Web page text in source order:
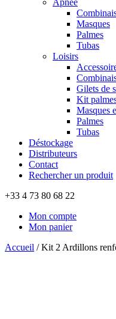
Masques
Palmes
Tubas
Loisirs
Gilets de
Kit
Masques
Palmes
Tubas
Déstockage
Distributeurs
Contact
Rechercher un produit
+33 4 73 80 68 22
Mon compte
Mon panier
Accueil /Kit 2 Ardillons